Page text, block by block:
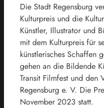
Die Stadt Regensburg
Kulturpreis und die
Künstler, Illustrator und
mit dem Kulturpreis für
künstlerisches Schaffen
gehen an die Bildende
Transit Filmfest und den
Regensburg e. V. Die
November 2023 statt.